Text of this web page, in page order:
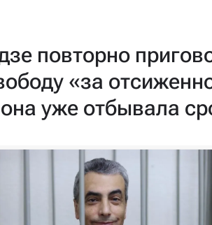
повторно
«за
уже отбывала